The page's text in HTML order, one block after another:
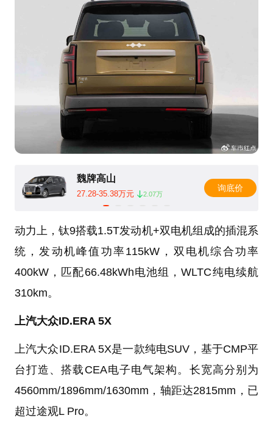
魏牌高山
27.28-35.38万元 2.07万
询底价
动力上，钛9搭载1.5T发动机+双电机组成的插混系
统，发动机峰值功率115kW，双电机综合功率
400kW，匹配66.48kWh电池组，WLTC纯电续航
310km。
上汽大众ID.ERA 5X
上汽大众ID.ERA 5X是一款纯电SUV，基于CMP平
台打造、搭载CEA电子电气架构。长宽高分别为
4560mm/1896mm/1630mm，轴距达2815mm，已
超过途观L Pro。